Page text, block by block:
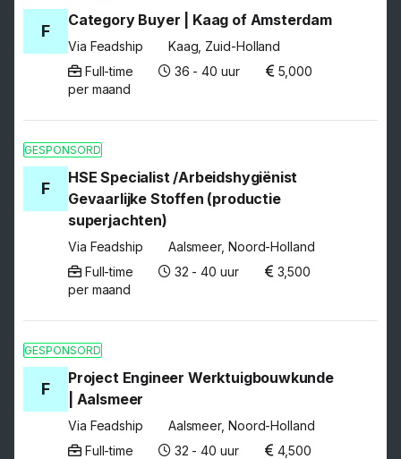
F
Category Buyer | Kaag of Amsterdam
Via Feadship
Kaag, Zuid-Holland
Full-time
36 - 40 uur
5,000
per maand
GESPONSORD
F
HSE Specialist /Arbeidshygiënist
Gevaarlijke Stoffen (productie
superjachten)
Via Feadship
Aalsmeer, Noord-Holland
Full-time
32 - 40 uur
3,500
per maand
GESPONSORD
F
Project Engineer Werktuigbouwkunde
| Aalsmeer
Via Feadship
Aalsmeer, Noord-Holland
Full-time
32 - 40 uur
4,500